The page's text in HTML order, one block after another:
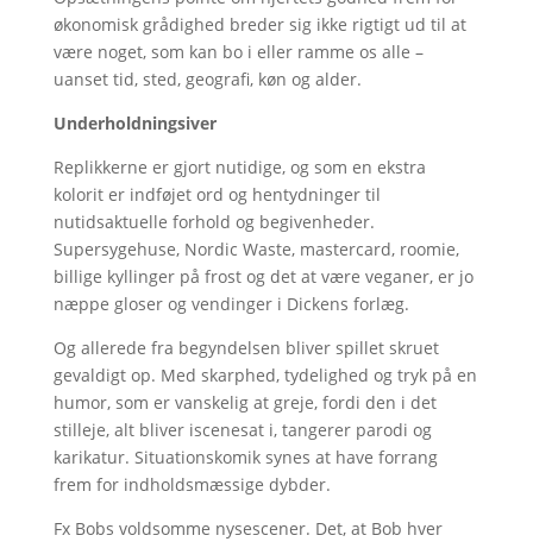
økonomisk grådighed breder sig ikke rigtigt ud til at
være noget, som kan bo i eller ramme os alle –
uanset tid, sted, geografi, køn og alder.
Underholdningsiver
Replikkerne er gjort nutidige, og som en ekstra
kolorit er indføjet ord og hentydninger til
nutidsaktuelle forhold og begivenheder.
Supersygehuse, Nordic Waste, mastercard, roomie,
billige kyllinger på frost og det at være veganer, er jo
næppe gloser og vendinger i Dickens forlæg.
Og allerede fra begyndelsen bliver spillet skruet
gevaldigt op. Med skarphed, tydelighed og tryk på en
humor, som er vanskelig at greje, fordi den i det
stilleje, alt bliver iscenesat i, tangerer parodi og
karikatur. Situationskomik synes at have forrang
frem for indholdsmæssige dybder.
Fx Bobs voldsomme nysescener. Det, at Bob hver